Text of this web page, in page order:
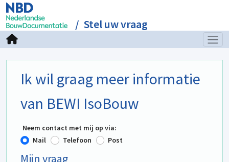
Stel uw vraag
Ik wil graag meer informatie
van BEWI IsoBouw
Neem contact met mij op via:
Mail
Telefoon Post
Mijn vraag